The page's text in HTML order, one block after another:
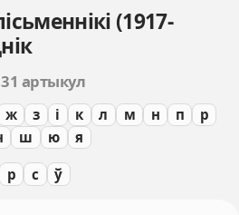
(1917-
артыкул
ж з і к л м н п
р
ш ю я
р с ў